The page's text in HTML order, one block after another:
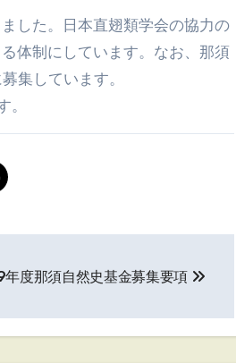
した。日本直翅類学会の協力の
体制にしています。なお、那須
集しています。
度那須自然史基金募集要項